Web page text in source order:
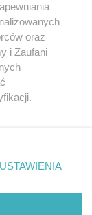
z nami
oraz
i Zaufani
zgody
takiemu
USTAWIENIA